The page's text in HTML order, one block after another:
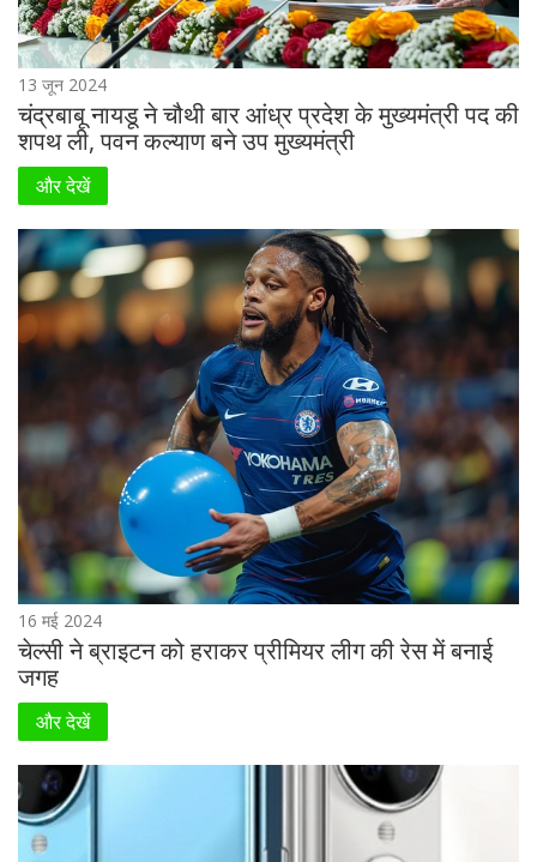
13 जून 2024
चंद्रबाबू नायडू ने चौथी बार आंध्र प्रदेश के मुख्यमंत्री पद की
शपथ ली, पवन कल्याण बने उप मुख्यमंत्री
और देखें
16 मई 2024
चेल्सी ने ब्राइटन को हराकर प्रीमियर लीग की रेस में बनाई
जगह
और देखें